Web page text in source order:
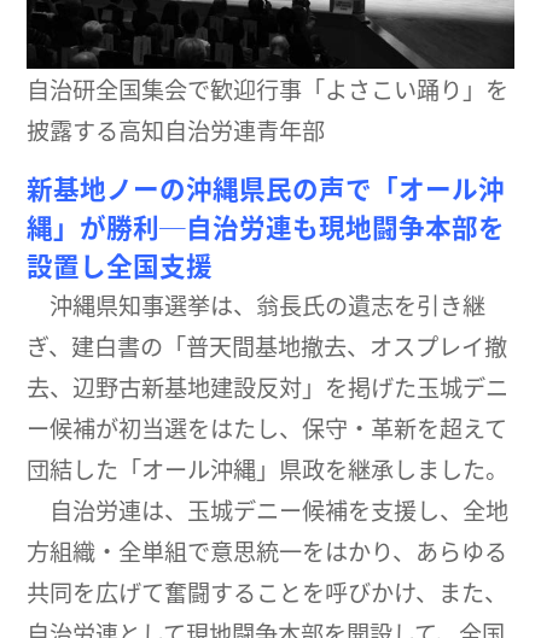
自治研全国集会で歓迎行事「よさこい踊り」を
披露する高知自治労連青年部
新基地ノーの沖縄県民の声で「オール沖
縄」が勝利─自治労連も現地闘争本部を
設置し全国支援
沖縄県知事選挙は、翁長氏の遺志を引き継
ぎ、建白書の「普天間基地撤去、オスプレイ撤
去、辺野古新基地建設反対」を掲げた玉城デニ
ー候補が初当選をはたし、保守・革新を超えて
団結した「オール沖縄」県政を継承しました。
自治労連は、玉城デニー候補を支援し、全地
方組織・全単組で意思統一をはかり、あらゆる
共同を広げて奮闘することを呼びかけ、また、